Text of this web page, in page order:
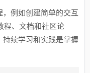
例如创建简单的交互
程、文档和社区论
续学习和实践是掌握